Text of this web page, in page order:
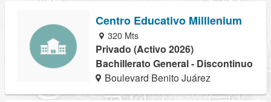
Centro Educativo Milllenium
320 Mts
Privado (Activo 2026)
Bachillerato General - Discontinuo
Boulevard Benito Juárez